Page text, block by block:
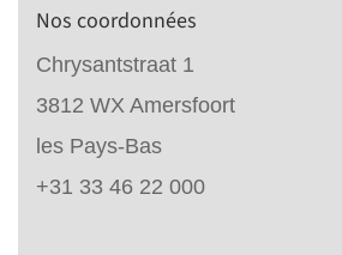
Nos coordonnées
Chrysantstraat 1
3812 WX Amersfoort
les Pays-Bas
+31 33 46 22 000